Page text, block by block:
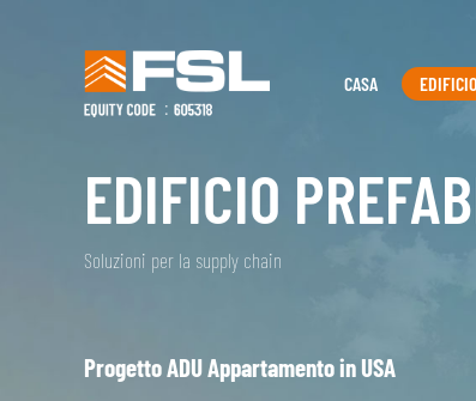
CASA
EDIFICIO
Soluzioni per la supply chain
Progetto ADU Appartamento in USA